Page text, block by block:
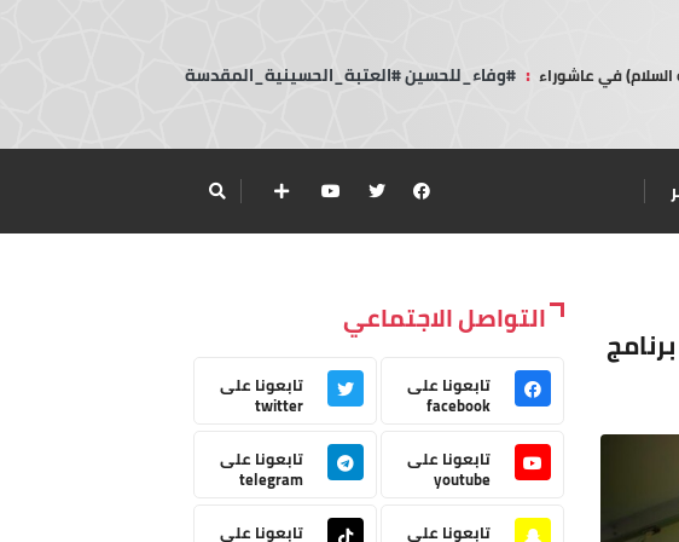
في عاشوراء : #وفاء_للحسين #العتبة_الحسينية_المقدسة
التواصل الاجتماعي
تابعونا على
facebook
تابعونا على
twitter
تابعونا على
youtube
تابعونا على
telegram
تابعونا على
تابعونا على